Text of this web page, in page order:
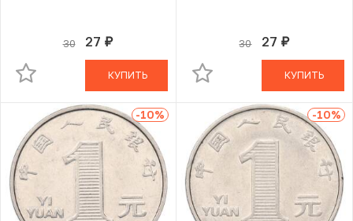
30 27 руб.
В КОРЗИНЕ
КУПИТЬ
30 27 руб.
В КОРЗИНЕ
КУПИТЬ
-10% -10%